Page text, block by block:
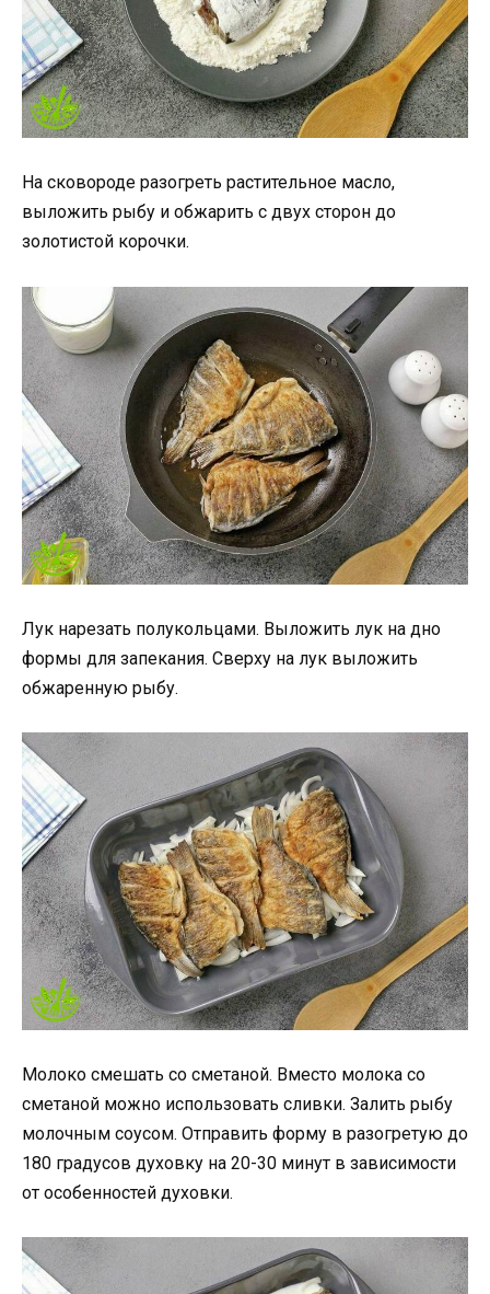
На сковороде разогреть растительное масло,
выложить рыбу и обжарить с двух сторон до
золотистой корочки.
Лук нарезать полукольцами. Выложить лук на дно
формы для запекания. Сверху на лук выложить
обжаренную рыбу.
Молоко смешать со сметаной. Вместо молока со
сметаной можно использовать сливки. Залить рыбу
молочным соусом. Отправить форму в разогретую до
180 градусов духовку на 20-30 минут в зависимости
от особенностей духовки.